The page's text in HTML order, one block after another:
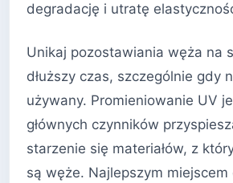
degradację i utratę
Unikaj pozostawiania węża na
dłuższy czas, szczególnie gdy
używany. Promieniowanie UV
głównych czynników
starzenie się materiałów, z
są węże. Najlepszym miejscem